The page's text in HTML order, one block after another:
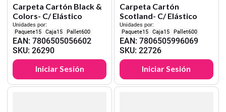
Carpeta Cartón Black &
Colors- C/ Elástico
Unidades por:
15
15 600
EAN:7806505056602
SKU:26290
Iniciar Sesión
Carpeta Cartón
Scotland- C/ Elástico
Unidades por:
15
15 600
EAN: 7806505996069
SKU: 22726
Iniciar Sesión